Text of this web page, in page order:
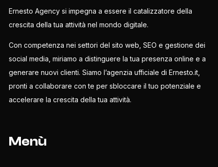
Ernesto Agency si impegna a essere il catalizzatore della
crescita della tua attività nel mondo digitale.
Con competenza nei settori del sito web, SEO e gestione dei
social media, miriamo a distinguere la tua presenza online e a
generare nuovi clienti. Siamo l’agenzia ufficiale di Ernesto.it,
pronti a collaborare con te per sbloccare il tuo potenziale e
accelerare la crescita della tua attività.
Menù